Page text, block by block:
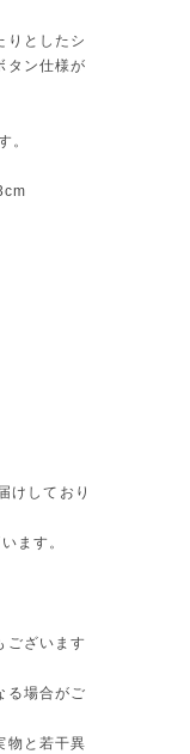
りとしたシ
タン仕様が
。
けしており
ます。
ございます
る場合がご
物と若干異